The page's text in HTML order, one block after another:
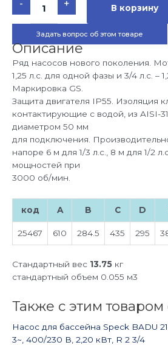
-
товара
Насос
с
предфильтром,
230В,
0.92кВт
+ В корзину
Задать вопрос об этом товаре
Описание
Ряд насосов нового поколения.
1,25 л.с. для одной фазы и 3/4 л.с. –
Маркировка GS.
Защита двигателя IP55. Изоляция
контактирующие с водой, из AISI-
диаметром 50 мм
для подключения.
напоре 6 м для 1/3 л.с., 8 м для 1/2
мощностей при
3000 об/мин.
код A B C D
25467 610 284.5 435 295
Стандартный вес 13.75 кг
стандартный объем 0.055 м3
Также с этим товаром
Насос для бассейна Speck BADU
3~, 400/230 В, 2,20 кВт, R 2 3/4